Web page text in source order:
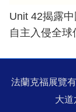
Unit 42揭露
自主入侵全球
法蘭克福展覽
大道